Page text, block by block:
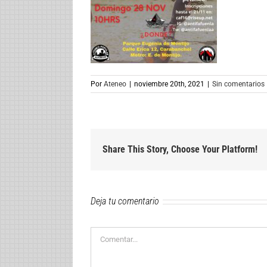
Por Ateneo noviembre 20th, 2021 Sin comentarios
Share This Story, Choose Your Platform!
Deja tu comentario